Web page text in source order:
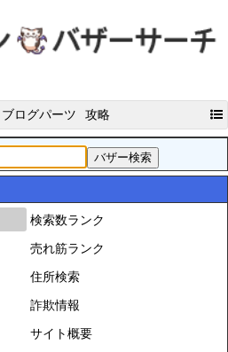
ブログパーツ 攻略
検索数ランク
売れ筋ランク
住所検索
詐欺情報
サイト概要